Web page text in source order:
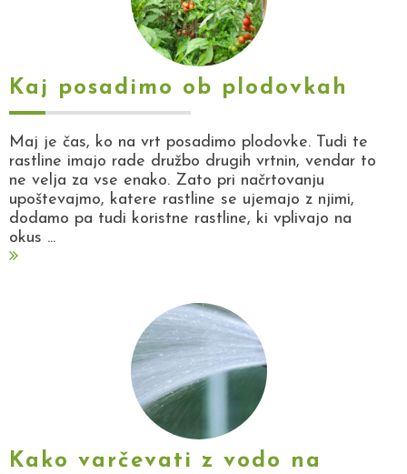
Kaj posadimo ob plodovkah
Maj je čas, ko na vrt posadimo plodovke. Tudi te
rastline imajo rade družbo drugih vrtnin, vendar to
ne velja za vse enako. Zato pri načrtovanju
upoštevajmo, katere rastline se ujemajo z njimi,
dodamo pa tudi koristne rastline, ki vplivajo na
okus ...
Kako varčevati z vodo na